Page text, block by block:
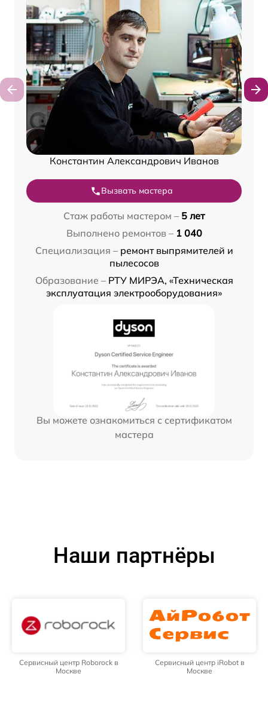
Константин Александрович Иванов
Вызвать мастера
Стаж работы мастером – 5 лет
Выполнено ремонтов – 1 040
Специализация – ремонт выпрямителей и
пылесосов
Образование – РТУ МИРЭА, «Техническая
эксплуатация электрооборудования»
Вы можете ознакомиться с сертификатом
мастера
Наши партнёры
Сервисный центр Roborock в
Москве
Сервисный центр iRobot в
Москве